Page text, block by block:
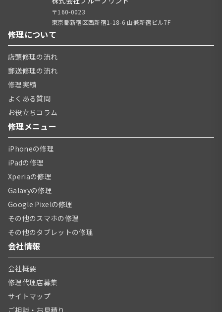
〒160-0023
東京都新宿区西新宿1-18-6 山兼新宿ビル7F
修理について
店頭修理の流れ
郵送修理の流れ
修理実績
よくある質問
お役立ちコラム
修理メニュー
iPhoneの修理
iPadの修理
Xperiaの修理
Galaxyの修理
Google Pixelの修理
その他のスマホの修理
その他のタブレットの修理
会社情報
会社概要
修理代理店募集
サイトマップ